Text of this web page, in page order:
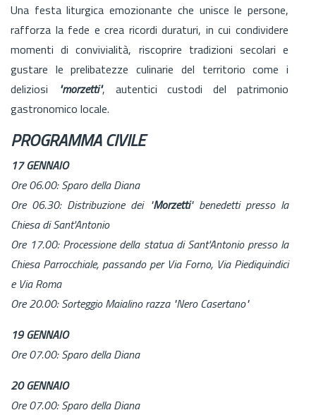
Una festa liturgica emozionante che unisce le persone,
rafforza la fede e crea ricordi duraturi, in cui condividere
momenti di convivialità, riscoprire tradizioni secolari e
gustare le prelibatezze culinarie del territorio come i
deliziosi
"morzetti", autentici custodi del patrimonio
gastronomico locale.
PROGRAMMA CIVILE
17 GENNAIO
Ore 06.00: Sparo della Diana
Ore 06.30: Distribuzione dei "Morzetti" benedetti presso la
Chiesa di Sant'Antonio
Ore 17.00: Processione della statua di Sant'Antonio presso la
Chiesa Parrocchiale, passando per Via Forno, Via Piediquindici
e Via Roma
Ore 20.00: Sorteggio Maialino razza "Nero Casertano"
19 GENNAIO
Ore 07.00: Sparo della Diana
20 GENNAIO
Ore 07.00: Sparo della Diana